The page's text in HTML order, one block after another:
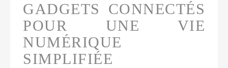
GADGETS CONNECTÉS
POUR UNE VIE
NUMÉRIQUE
SIMPLIFIÉE